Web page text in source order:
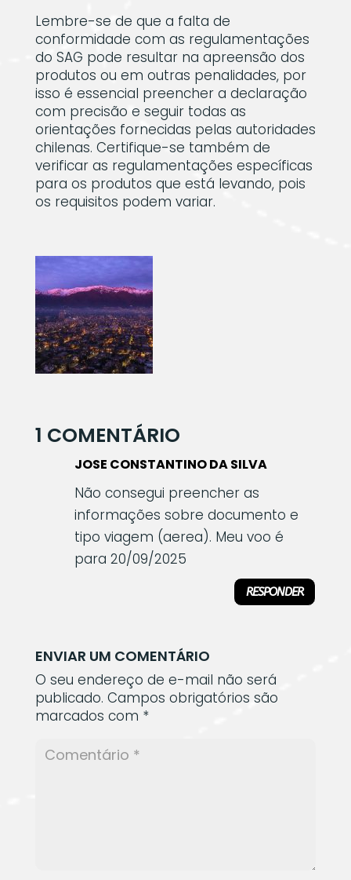
Lembre-se de que a falta de
conformidade com as regulamentações
do SAG pode resultar na apreensão dos
produtos ou em outras penalidades, por
isso é essencial preencher a declaração
com precisão e seguir todas as
orientações fornecidas pelas autoridades
chilenas. Certifique-se também de
verificar as regulamentações específicas
para os produtos que está levando, pois
os requisitos podem variar.
1 COMENTÁRIO
JOSE CONSTANTINO DA SILVA
Não consegui preencher as
informações sobre documento e
tipo viagem (aerea). Meu voo é
para 20/09/2025
RESPONDER
ENVIAR UM COMENTÁRIO
O seu endereço de e-mail não será
publicado. Campos obrigatórios são
marcados com *